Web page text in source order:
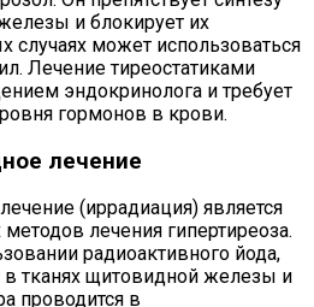
и блокирует их
случаях может использоваться
Лечение тиреостатиками
эндокринолога и требует
гормонов в крови.
лечение
(иррадиация) является
лечения гипертиреоза.
радиоактивного йода,
в тканях щитовидной железы и
проводится в